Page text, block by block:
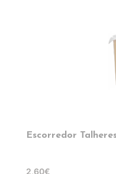
Escorredor
2,60€